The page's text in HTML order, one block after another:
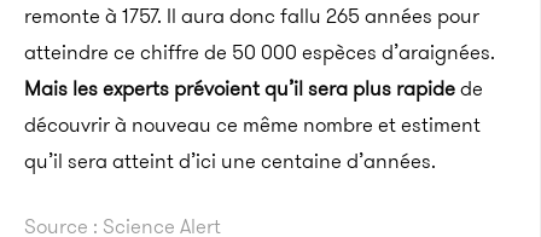
remonte à 1757. Il aura donc fallu 265 années pour
atteindre ce chiffre de 50 000 espèces d’araignées.
Mais les experts prévoient qu’il sera plus rapidede
découvrir à nouveau ce même nombre et estiment
qu’il sera atteint d’ici une centaine d’années.
Source : Science Alert